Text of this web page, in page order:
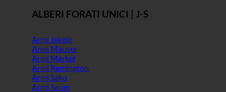
ALBERI FORATI UNICI | J-S
Armi Jakele
Armi Mauser
Armi Merkel
Armi Remington
Armi Sako
Armi Sauer